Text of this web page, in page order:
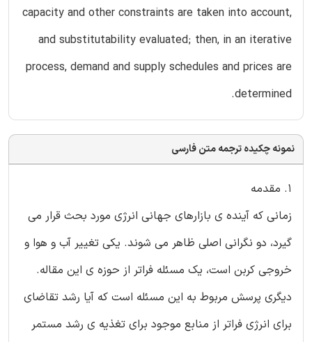
capacity and other constraints are taken into account,
and substitutability evaluated; then, in an iterative
process, demand and supply schedules and prices are
determined.
نمونه چکیده ترجمه متن فارسی
1. مقدمه
زمانی که آینده ی بازارهای جهانی انرژی مورد بحث قرار می
گیرد، دو نگرانی اصلی ظاهر می شوند. یکی تغییر آب و هوا و
خروجی کربن است، یک مسئله فراتر از حوزه ی این مقاله.
دیگری پرسش مربوط به این مسئله است که آیا رشد تقاضای
برای انرژی فراتر از منابع موجود برای تغذیه ی رشد مستمر